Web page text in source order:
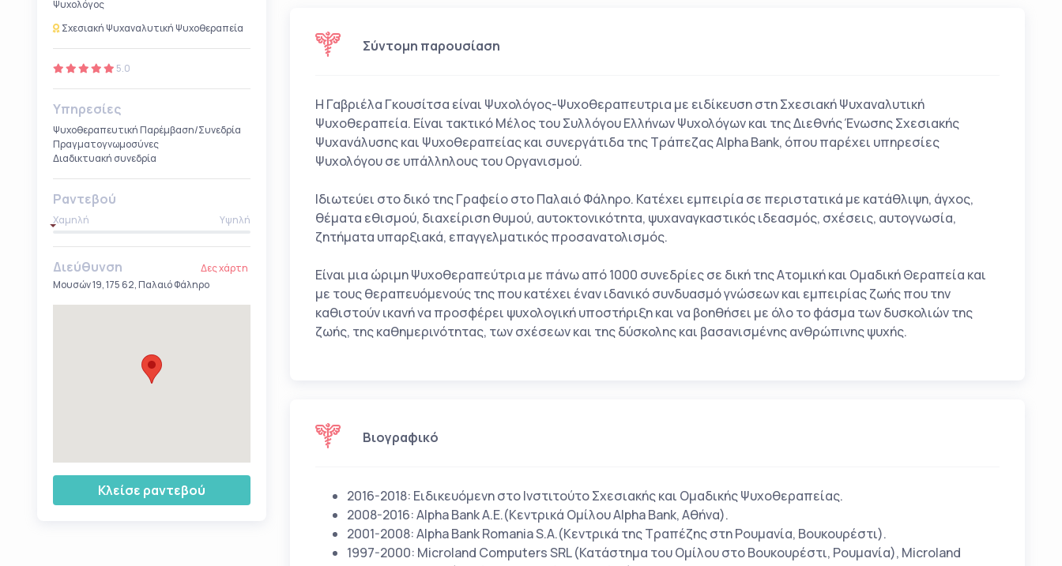
Ψυχολόγος
Σχεσιακή Ψυχαναλυτική Ψυχοθεραπεία
5.0
Υπηρεσίες
Ψυχοθεραπευτική Παρέμβαση/Συνεδρία
Πραγματογνωμοσύνες
Διαδικτυακή συνεδρία
Ραντεβού
Χαμηλή Υψηλή
Διεύθυνση
Δες χάρτη
Μουσών 19, 175 62, Παλαιό Φάληρο
Κλείσε ραντεβού
Σύντομη παρουσίαση
Η Γαβριέλα Γκουσίτσα είναι Ψυχολόγος-Ψυχοθεραπευτρια με ειδίκευση στη Σχεσιακή Ψυχαναλυτική
Ψυχοθεραπεία. Είναι τακτικό Μέλος του Συλλόγου Ελλήνων Ψυχολόγων και της Διεθνής Ένωσης Σχεσιακής
Ψυχανάλυσης και Ψυχοθεραπείας και συνεργάτιδα της Τράπεζας Alpha Bank, όπου παρέχει υπηρεσίες
Ψυχολόγου σε υπάλληλους του Οργανισμού.
Ιδιωτεύει στο δικό της Γραφείο στο Παλαιό Φάληρο. Κατέχει εμπειρία σε περιστατικά με κατάθλιψη, άγχος,
θέματα εθισμού, διαχείριση θυμού, αυτοκτονικότητα, ψυχαναγκαστικός ιδεασμός, σχέσεις, αυτογνωσία,
ζητήματα υπαρξιακά, επαγγελματικός προσανατολισμός.
Είναι μια ώριμη Ψυχοθεραπεύτρια με πάνω από 1000 συνεδρίες σε δική της Ατομική και Ομαδική Θεραπεία και
με τους θεραπευόμενούς της που κατέχει έναν ιδανικό συνδυασμό γνώσεων και εμπειρίας ζωής που την
καθιστούν ικανή να προσφέρει ψυχολογική υποστήριξη και να βοηθήσει με όλο το φάσμα των δυσκολιών της
ζωής, της καθημερινότητας, των σχέσεων και της δύσκολης και βασανισμένης ανθρώπινης ψυχής.
Βιογραφικό
2016-2018: Ειδικευόμενη στο Ινστιτούτο Σχεσιακής και Ομαδικής Ψυχοθεραπείας.
2008-2016: Alpha Bank A.E.(Κεντρικά Ομίλου Alpha Bank, Αθήνα).
2001-2008: Alpha Bank Romania S.A.(Κεντρικά της Τραπέζης στη Ρουμανία, Βουκουρέστι).
1997-2000: Microland Computers SRL (Κατάστημα του Ομίλου στο Βουκουρέστι, Ρουμανία), Microland